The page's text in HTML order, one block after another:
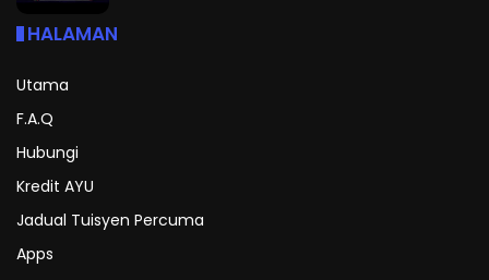
HALAMAN
Utama
F.A.Q
Hubungi
Kredit AYU
Jadual Tuisyen Percuma
Apps